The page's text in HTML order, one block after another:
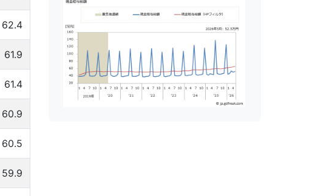
62.4
61.9
61.4
60.9
60.5
59.9